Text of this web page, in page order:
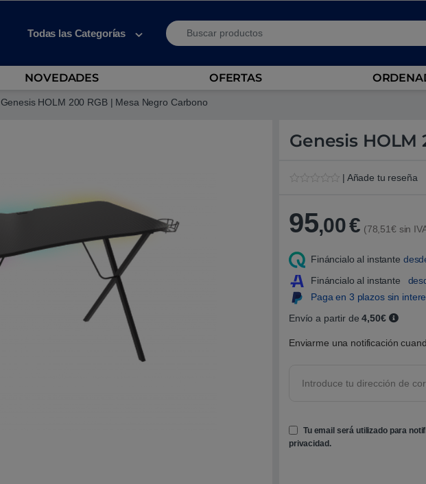
Todas las Categorías
Search for:
NOVEDADES OFERTAS
Genesis HOLM 200 RGB | Mesa Negro Carbono
Genesis HOLM
o
r
o
5
0
0
s
o
e
n
p
| Añade tu reseña
95,00€ (78,51€ sin
Fináncialo al instante
Fináncialo al instante
Paga en 3 plazos sin
Envío a partir de4,50€
Enviarme una notificación
Tu email será utilizado para
privacidad.